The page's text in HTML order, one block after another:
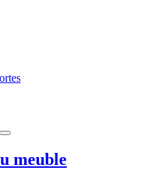
meuble